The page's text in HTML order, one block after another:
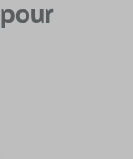
pour